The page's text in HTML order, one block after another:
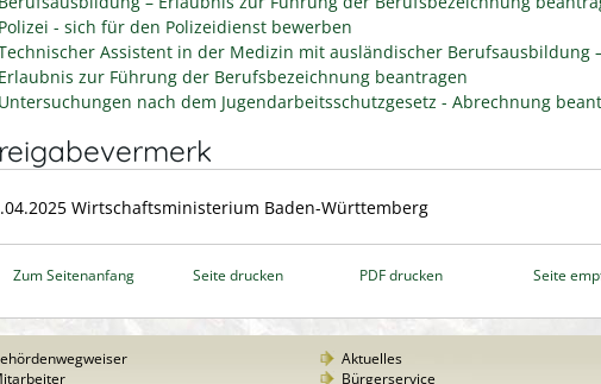
Polizei - sich für den Polizeidienst bewerben
Assistent in der Medizin mit ausländischer Berufsausbildung
Erlaubnis zur Führung der Berufsbezeichnung beantragen
Untersuchungen nach dem Jugendarbeitsschutzgesetz - Abrechnung
Wirtschaftsministerium Baden-Württemberg
Zum Seitenanfang Seite drucken PDF drucken Seite
Aktuelles
Bürgerservice